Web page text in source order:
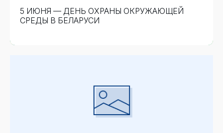
5 ИЮНЯ — ДЕНЬ ОХРАНЫ ОКРУЖАЮЩЕЙ
СРЕДЫ В БЕЛАРУСИ